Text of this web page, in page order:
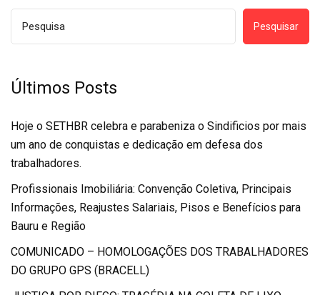
Pesquisar
Últimos Posts
Hoje o SETHBR celebra e parabeniza o Sindificios por mais
um ano de conquistas e dedicação em defesa dos
trabalhadores.
Profissionais Imobiliária: Convenção Coletiva, Principais
Informações, Reajustes Salariais, Pisos e Benefícios para
Bauru e Região
COMUNICADO – HOMOLOGAÇÕES DOS TRABALHADORES
DO GRUPO GPS (BRACELL)